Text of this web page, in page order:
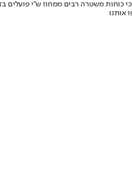
כוחות משטרה רבים ממחוז ש"י פועלים
אותנו